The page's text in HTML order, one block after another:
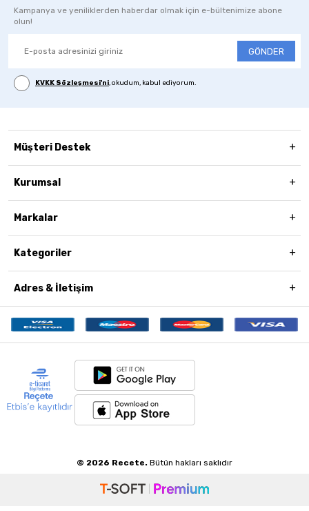
Kampanya ve yeniliklerden haberdar olmak için e-bültenimize abone
olun!
GÖNDER
KVKK Sözleşmesi'ni, okudum, kabul ediyorum.
Müşteri Destek
Kurumsal
Markalar
Kategoriler
Adres & İletişim
© 2026 Recete. Bütün hakları saklıdır